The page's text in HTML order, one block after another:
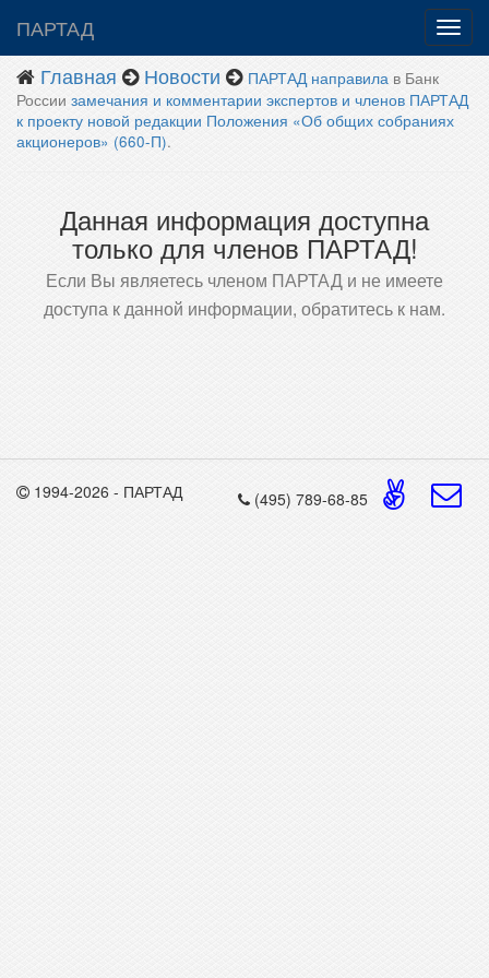
ПАРТАД
Главная
Новости ПАРТАД направила в Банк
России замечания и комментарии экспертов и членов ПАРТАД
к проекту новой редакции Положения «Об общих собраниях
акционеров» (660-П).
Данная информация доступна
только для членов ПАРТАД!
Если Вы являетесь членом ПАРТАД и не имеете
доступа к данной информации, обратитесь к нам.
1994-2026 - ПАРТАД (495) 789-68-85